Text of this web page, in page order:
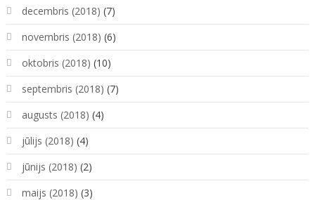
decembris (2018) (7)
novembris (2018) (6)
oktobris (2018) (10)
septembris (2018) (7)
augusts (2018) (4)
jūlijs (2018) (4)
jūnijs (2018) (2)
maijs (2018) (3)